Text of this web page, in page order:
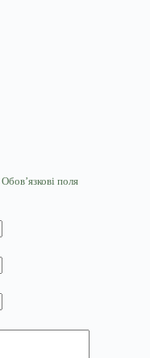
Обов’язкові поля